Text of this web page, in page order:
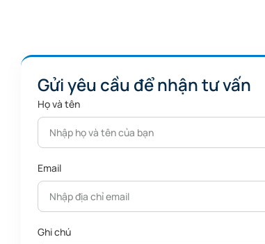
Mọi ý tưởng của bạn,
Trở thành hiện thực ngay lập
Nhanh hơn gấp 6 lần so với
Trải nghiệm niềm vui khắc tức
Gửi yêu cầu để nhận tư vấn
Họ và tên
Email
Ghi chú